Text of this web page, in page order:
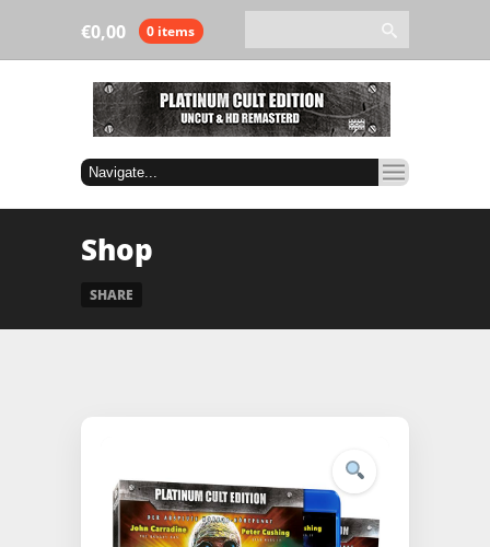
0,00
€ 0 items
Shop
SHARE